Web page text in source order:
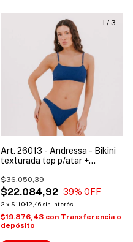
1 / 3
Art. 26013 - Andressa - Bikini
texturada top p/atar +
$22.084,92
$36.050,39
39% OFF
2 x $11.042,46 sin interés
$19.876,43 con Transferencia o
depósito